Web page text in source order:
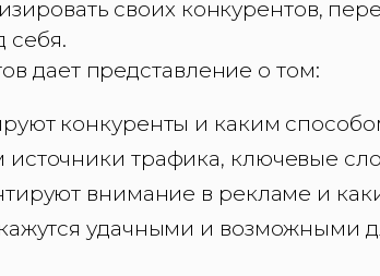
своих конкурентов,
себя.
дает представление о том:
конкуренты и каким
трафика, ключевые
внимание в рекламе и
удачными и возможными